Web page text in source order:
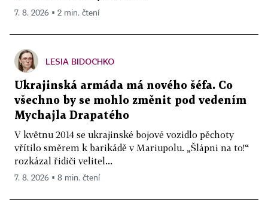
7. 8. 2026 ▪ 2 min. čtení
LESIA BIDOCHKO
Ukrajinská armáda má nového šéfa. Co
všechno by se mohlo změnit pod vedením
Mychajla Drapatého
V květnu 2014 se ukrajinské bojové vozidlo pěchoty
vřítilo směrem k barikádě v Mariupolu. „Šlápni na to!“
rozkázal řidiči velitel...
7. 8. 2026 ▪ 8 min. čtení